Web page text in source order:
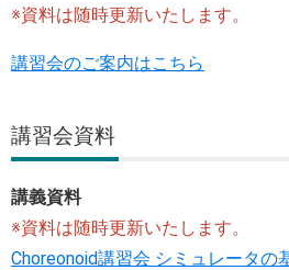
※資料は随時更新いたします。
講習会のご案内はこちら
講習会資料
講義資料
※資料は随時更新いたします。
Choreonoid講習会 シミュレータの